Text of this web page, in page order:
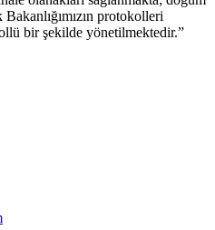
protokolleri
bir şekilde yönetilmektedir.”